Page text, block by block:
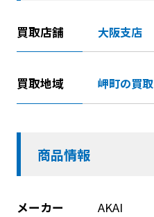
買取店舗 大阪支店
買取地域 岬町の買取
商品情報
メーカー AKAI